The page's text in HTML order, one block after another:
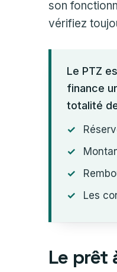
son
vérifiez
Le PTZ
finance
totalité
Les
Le prêt